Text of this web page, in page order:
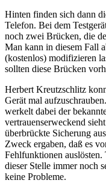
Hinten finden sich dann
Telefon. Bei dem
noch zwei Brücken, die
Man kann in diesem Fall
(kostenlos) modifizieren
sollten diese Brücken
Herbert Kreutzschlitz
Gerät mal
werkelt dabei der
vertrauenserweckend
überbrückte Sicherung
Zweck ergaben, daß es
Fehlfunktionen
dieser Stelle immer noch
keine Probleme.